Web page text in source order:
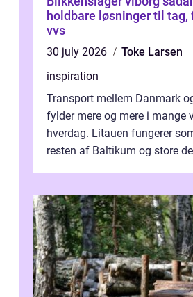
holdbare løsninger til tag,
vvs
30 july 2026
Toke Larsen
inspiration
Transport mellem Danmark
fylder mere og mere i mange
hverdag. Litauen fungerer
resten af Baltikum og store